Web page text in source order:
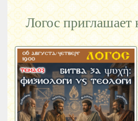
Логос приглашает